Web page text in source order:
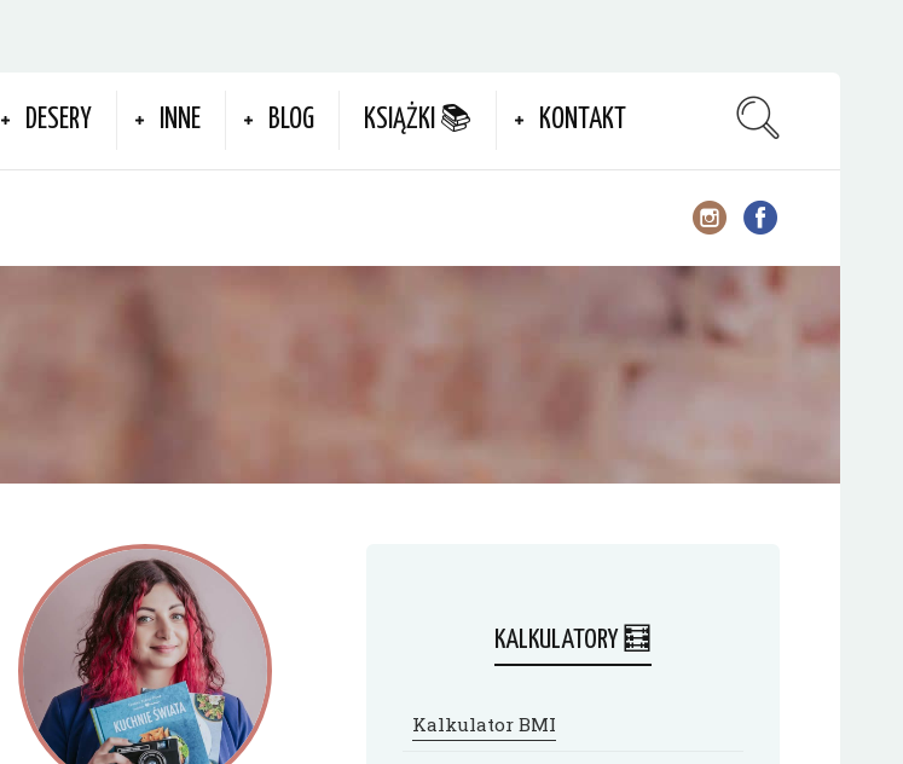
DESERY INNE BLOG KSIĄŻKI 📚 KONTAKT
KALKULATORY 🧮
Kalkulator BMI